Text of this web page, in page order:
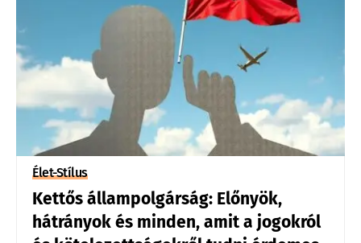
Élet-Stílus
Kettős állampolgárság: Előnyök,
hátrányok és minden, amit a jogokról